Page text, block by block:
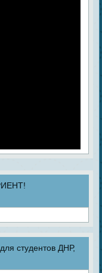
студентов ДНР,